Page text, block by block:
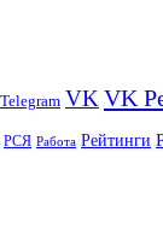
Telegram VK VK
РСЯ Работа Рейтинги